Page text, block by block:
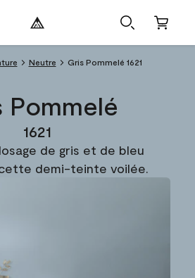
Neutre Gris Pommelé 1621
Pommelé
1621
de gris et de bleu
demi-teinte voilée.